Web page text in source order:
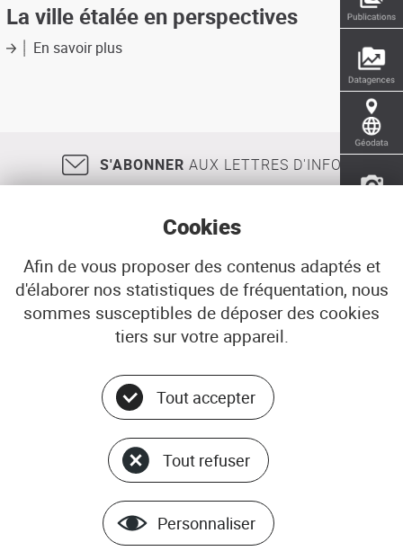
La ville étalée en perspectives
En savoir plussur
S'ABONNER AUX LETTRES D'INFO
18, rue Jean Jaurès 29200 BREST
02 98 33 51 71
CONTACT
© ADEUPa
PLAN DU SITE
DONNÉES PERSONNELLES
GÉRER LES COOKIES
MENTIONS LÉGALES
Cookies
Afin de vous proposer des contenus adaptés et
d'élaborer nos statistiques de fréquentation, nous
sommes susceptibles de déposer des cookies
tiers sur votre appareil.
Tout accepter
Tout refuser
Personnaliser